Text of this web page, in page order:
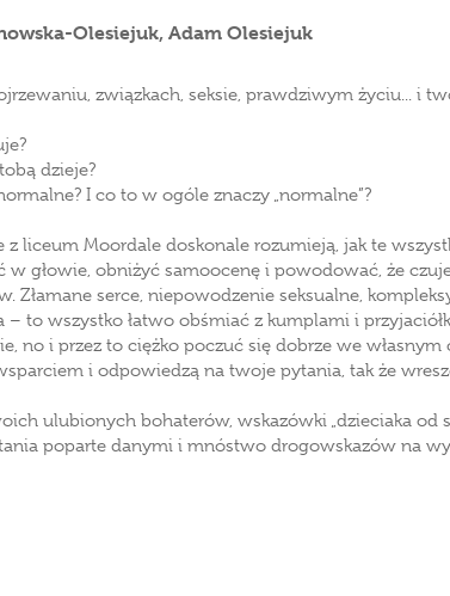
Olesiejuk, Adam Olesiejuk
związkach, seksie, prawdziwym życiu... i
dzieje?
I co to w ogóle znaczy „normalne”?
liceum Moordale doskonale rozumieją, jak te
głowie, obniżyć samoocenę i powodować, że
Złamane serce, niepowodzenie seksualne,
– to wszystko łatwo obśmiać z kumplami i
no i przez to ciężko poczuć się dobrze we własnym
i odpowiedzą na twoje pytania, tak że
ulubionych bohaterów, wskazówki „dzieciaka od
poparte danymi i mnóstwo drogowskazów na